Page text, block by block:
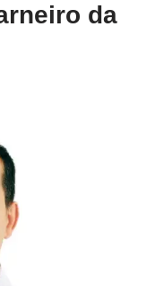
da